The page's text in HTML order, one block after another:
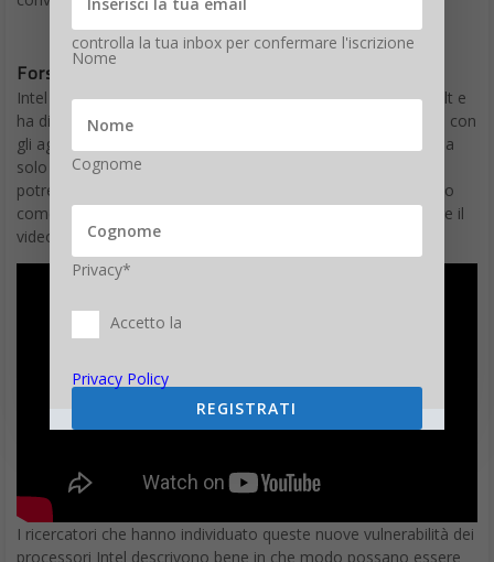
Forshadow come funziona
Intel ha chiamato questo set di bug L1TF o L1 Terminal Fault e
ha dichiarato che due delle varianti possono essere mitigate con
gli aggiornamenti disponibili già ora, ma la terza, che riguarda
solo un sottoinsieme di utenti, come alcuni data center,
potrebbe richiedere ulteriori aggiornamenti. Per capire meglio
come funzionano le tre varianti di Foreshadow puoi guardare il
video qui sotto.
I ricercatori che hanno individuato queste nuove vulnerabilità dei
processori Intel descrivono bene in che modo possano essere
controlla la tua inbox per confermare l'iscrizione
Nome
Cognome
Privacy*
Accetto la
Privacy Policy
REGISTRATI